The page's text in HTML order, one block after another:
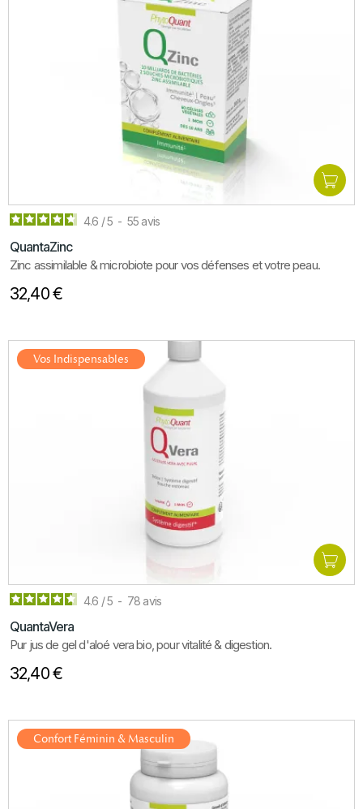
4.6 /5 - 55 avis
QuantaZinc
Zinc assimilable & microbiote pour vos défenses et votre peau.
32,40 €
Vos Indispensables
4.6 /5 - 78 avis
QuantaVera
Pur jus de gel d'aloé vera bio, pour vitalité & digestion.
32,40 €
Confort Féminin & Masculin